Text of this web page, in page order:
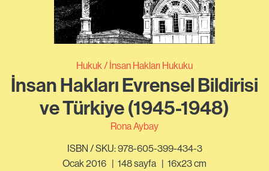
Hukuk İnsan Hakları Hukuku
İnsan Hakları Evrensel Bildirisi
ve Türkiye (1945-1948)
Rona Aybay
ISBN / SKU: 978-605-399-434-3
Ocak 2016 | 148sayfa | 16x23 cm